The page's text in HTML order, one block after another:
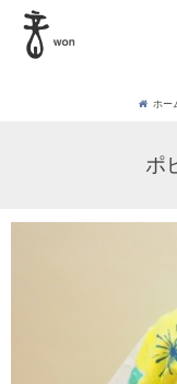
ホー
ポ